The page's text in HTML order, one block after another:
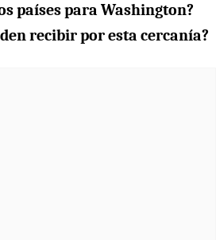
países para Washington?
recibir por esta cercanía?